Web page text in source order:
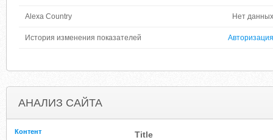
Alexa Country Нет данных
История изменения показателей Авторизация
АНАЛИЗ САЙТА
Контент Title